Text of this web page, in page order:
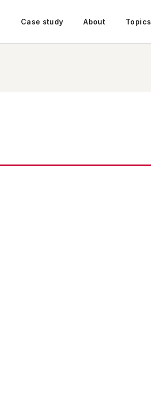
Case study About Topics